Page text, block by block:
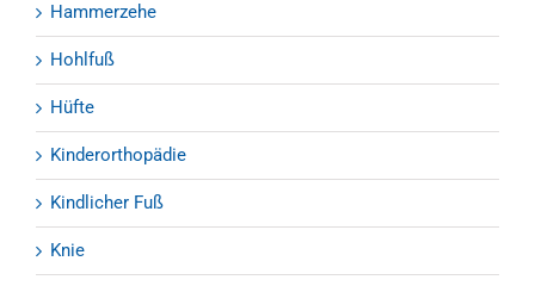
Hammerzehe
Hohlfuß
Hüfte
Kinderorthopädie
Kindlicher Fuß
Knie